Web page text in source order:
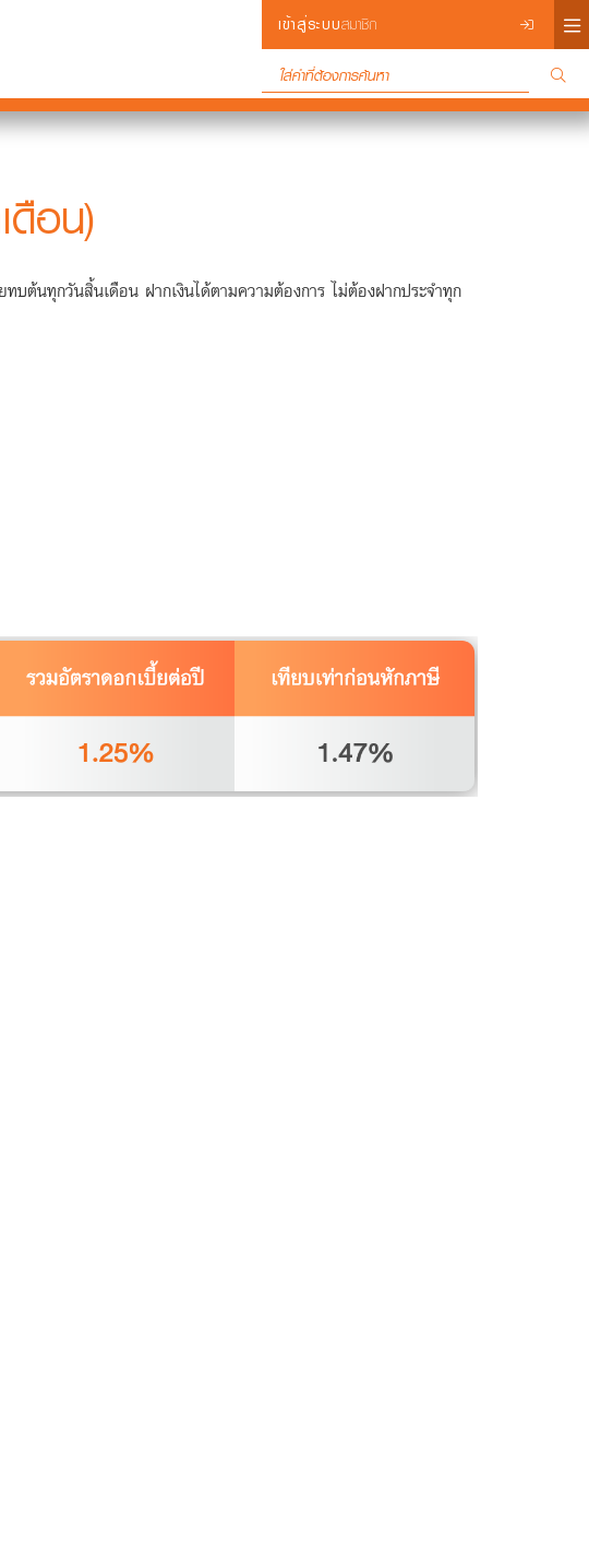
เข้าสู่ระบบสมาชิก ×
อน)
บต้นทุกวันสิ้นเดือน ฝากเงินได้ตามความต้องการ ไม่ต้องฝากประจำทุก